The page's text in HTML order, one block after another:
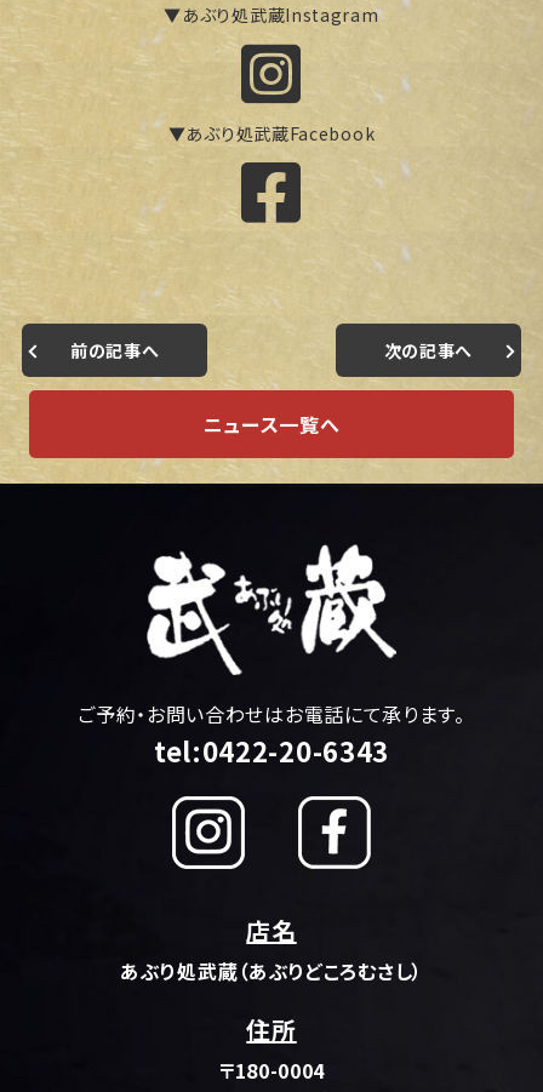
▼あぶり処武蔵Instagram
▼あぶり処武蔵Facebook
前の記事へ 次の記事へ
ニュース一覧へ
ご予約・お問い合わせはお電話にて承ります。
tel:0422-20-6343
店名
あぶり処武蔵（あぶりどころむさし）
住所
〒180-0004